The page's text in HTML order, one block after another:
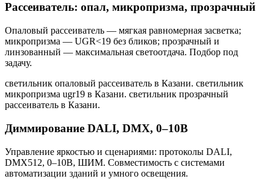
Рассеиватель: опал, микропризма, прозрачный
Опаловый рассеиватель — мягкая равномерная засветка;
микропризма — UGR<19 без бликов; прозрачный и
линзованный — максимальная светоотдача. Подбор под
задачу.
светильник опаловый рассеиватель в Казани. светильник
микропризма ugr19 в Казани. светильник прозрачный
рассеиватель в Казани.
Диммирование DALI, DMX, 0–10В
Управление яркостью и сценариями: протоколы DALI,
DMX512, 0–10В, ШИМ. Совместимость с системами
автоматизации зданий и умного освещения.